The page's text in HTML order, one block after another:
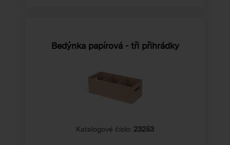
Bedýnka papírová - tři přihrádky
Katalogové číslo: 23253